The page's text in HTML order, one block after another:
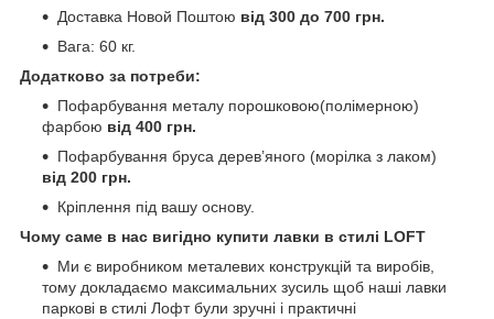
Доставка Новой Поштою від 300 до 700 грн.
Вага: 60 кг.
Додатково за потреби:
Пофарбування металу порошковою(полімерною)
фарбою від 400 грн.
Пофарбування бруса дерев’яного (морілка з лаком)
від 200 грн.
Кріплення під вашу основу.
Чому саме в нас вигідно купити лавки в стилі LOFT
Ми є виробником металевих конструкцій та виробів,
тому докладаємо максимальних зусиль щоб наші лавки
паркові в стилі Лофт були зручні і практичні